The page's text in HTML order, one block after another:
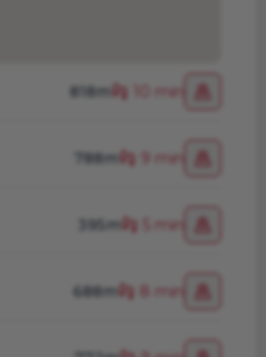
818m 10 min
788m 9 min
395m 5 min
688m 8 min